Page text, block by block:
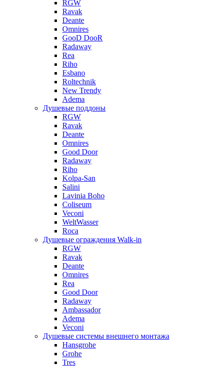
RGW
Ravak
Deante
Omnires
GooD DooR
Radaway
Rea
Riho
Esbano
Roltechnik
New Trendy
Adema
Душевые поддоны
RGW
Ravak
Deante
Omnires
Good Door
Radaway
Riho
Kolpa-San
Salini
Lavinia Boho
Coliseum
Veconi
WeltWasser
Roca
Душевые ограждения Walk-in
RGW
Ravak
Deante
Omnires
Rea
Good Door
Radaway
Ambassador
Adema
Veconi
Душевые системы внешнего монтажа
Hansgrohe
Grohe
Tres